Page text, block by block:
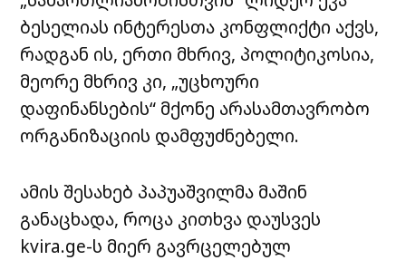
ბესელიას ინტერესთა კონფლიქტი აქვს,
რადგან ის, ერთი მხრივ, პოლიტიკოსია,
მეორე მხრივ კი, „უცხოური
დაფინანსების“ მქონე არასამთავრობო
ორგანიზაციის დამფუძნებელი.
ამის შესახებ პაპუაშვილმა მაშინ
განაცხადა, როცა კითხვა დაუსვეს
kvira.ge-ს მიერ გავრცელებულ